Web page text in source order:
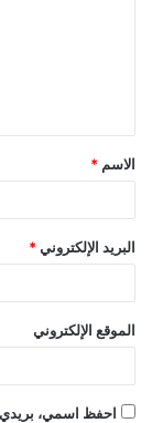
ق
*
الاسم *
البريد الإلكتروني *
الموقع الإلكتروني
احفظ اسمي، بريدي